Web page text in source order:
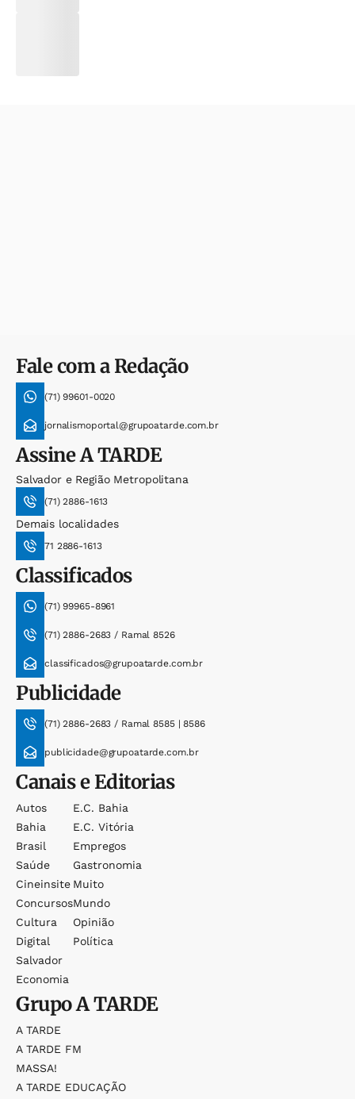
Fale com a Redação
(71) 99601-0020
jornalismoportal@grupoatarde.com.br
AssineA TARDE
Salvador e Região Metropolitana
(71) 2886-1613
Demais localidades
71 2886-1613
Classificados
(71) 99965-8961
(71) 2886-2683 / Ramal 8526
classificados@grupoatarde.com.br
Publicidade
(71) 2886-2683 / Ramal 8585 | 8586
publicidade@grupoatarde.com.br
Canais e Editorias
Autos
Bahia
Brasil
Saúde
Cineinsite
Concursos
Cultura
Digital
Salvador
Economia
E.c. Bahia
E.c. Vitória
Empregos
Gastronomia
Muito
Mundo
Opinião
Política
GrupoA TARDE
A TARDE
A TARDE FM
MASSA!
A TARDE EDUCAÇÃO